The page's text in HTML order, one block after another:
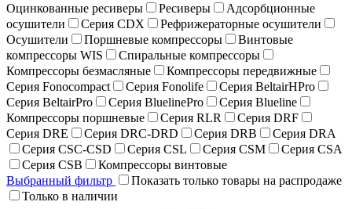
Оцинкованные ресиверы
Ресиверы
Адсорбционные
осушители
Серия CDX
Рефрижераторные осушители
Осушители
Поршневые компрессоры
Винтовые
компрессоры WIS
Спиральные компрессоры
Компрессоры безмасляные
Компрессоры передвижные
Серия Fonocompact
Серия Fonolife
Серия BeltairHPro
Серия BeltairPro
Серия BluelinePro
Серия Blueline
Компрессоры поршневые
Серия RLR
Серия DRF
Серия DRE
Серия DRC-DRD Серия DRB
Серия DRA
Серия CSC-CSD
Серия CSL Серия CSM
Серия CSA
Серия CSB
Компрессоры винтовые
Выбранный фильтр
Показать только товары на распродаже
Только в наличии